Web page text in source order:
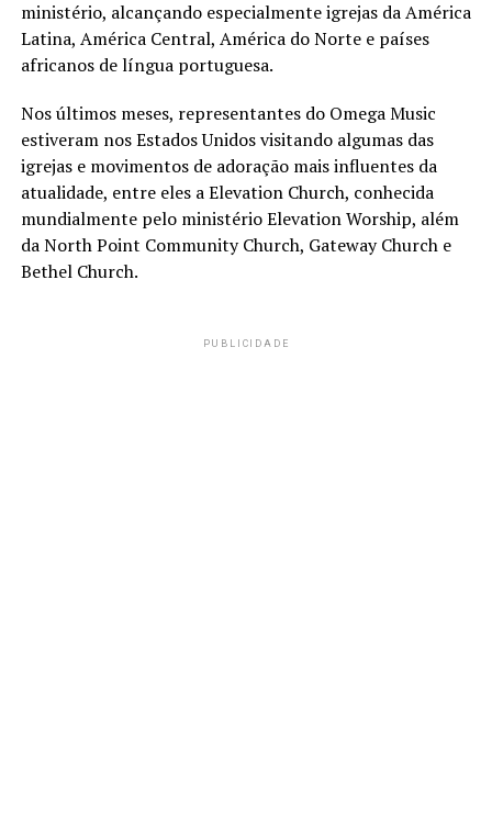
ministério, alcançando especialmente igrejas da América
Latina, América Central, América do Norte e países
africanos de língua portuguesa.
Nos últimos meses, representantes do Omega Music
estiveram nos Estados Unidos visitando algumas das
igrejas e movimentos de adoração mais influentes da
atualidade, entre eles a Elevation Church, conhecida
mundialmente pelo ministério Elevation Worship, além
da North Point Community Church, Gateway Church e
Bethel Church.
PUBLICIDADE